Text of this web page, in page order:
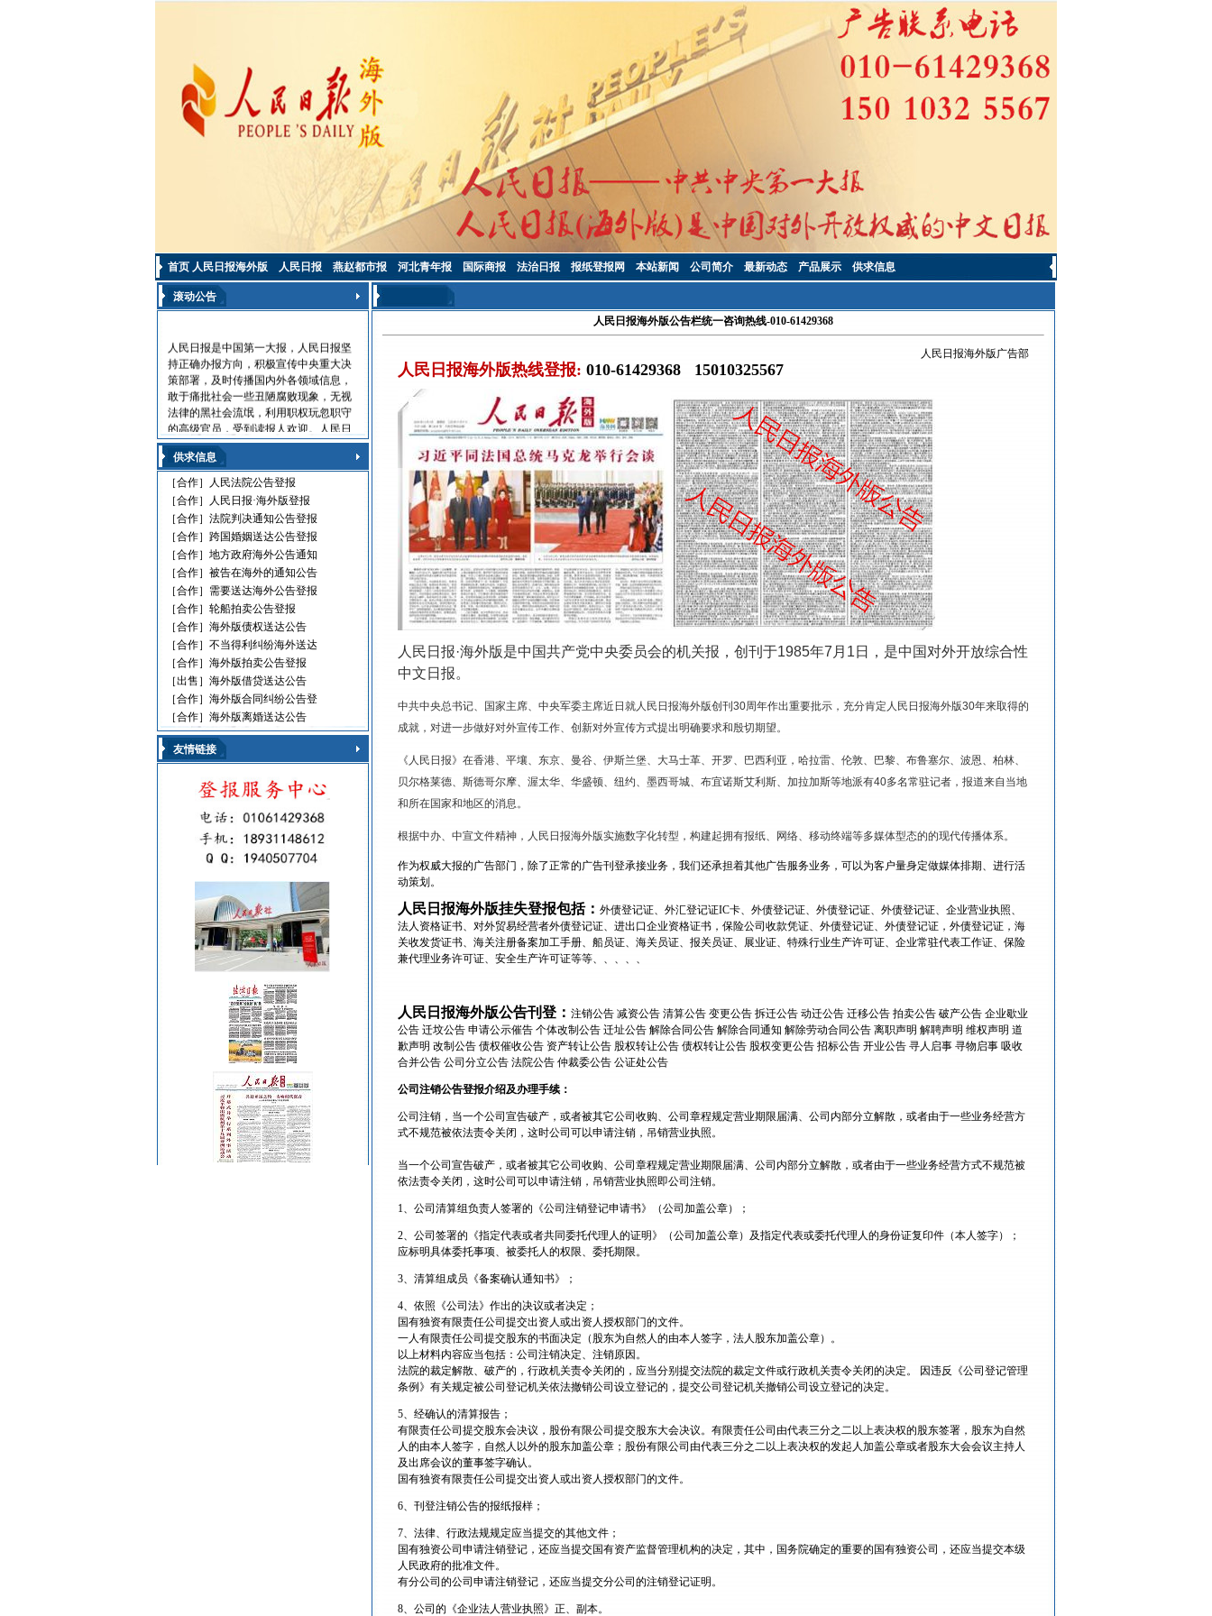
首页 人民日报海外版 人民日报 燕赵都市报 河北青年报 国际商报 法治日报 报纸登报网 本站新闻 公司简介 最新动态 产品展示 供求信息
滚动公告
人民日报是中国第一大报，人民日报坚
持正确办报方向，积极宣传中央重大决
策部署，及时传播国内外各领域信息，
敢于痛批社会一些丑陋腐败现象，无视
法律的黑社会流氓，利用职权玩忽职守
的高级官员，受到读报人欢迎。人民日
报海外版，这是中国对外发行的最具权
威性的综合性中文日报，主要面向海外
华人、华侨、港澳台同胞和在各国，发
行80多个国家和地区。
人民日报刊登010-61429368
遗失声明 环保公告
减资公告 挂失声明
股份转让 政府通文
判决公告 律师声明
通告广告 企业注销
维权公告 解除声明
迁址公告 法院公告
开庭传票 海事文书
供求信息
［合作］
人民法院公告登报
［合作］
人民日报·海外版登报
［合作］ 法院判决通知公告登报
［合作］ 跨国婚姻送达公告登报
［合作］ 地方政府海外公告通知
［合作］ 被告在海外的通知公告
［合作］
需要送达海外公告登报
［合作］ 轮船拍卖公告登报
［合作］ 海外版债权送达公告
［合作］ 不当得利纠纷海外送达
［合作］ 海外版拍卖公告登报
［出售］ 海外版借贷送达公告
［合作］ 海外版合同纠纷公告登
［合作］ 海外版离婚送达公告
友情链接
人民日报海外版公告栏统一咨询热线-010-61429368
人民日报海外版广告部
人民日报海外版热线登报: 010-61429368 15010325567
人民日报·海外版是中国共产党中央委员会的机关报，创刊于1985年7月1日，是中国对外开放综合性
中文日报。
中共中央总书记、国家主席、中央军委主席近日就人民日报海外版创刊30周年作出重要批示，充分肯定人民日报海外版30年来取得的
成就，对进一步做好对外宣传工作、创新对外宣传方式提出明确要求和殷切期望。
《人民日报》在香港、平壤、东京、曼谷、伊斯兰堡、大马士革、开罗、巴西利亚，哈拉雷、伦敦、巴黎、布鲁塞尔、波恩、柏林、
贝尔格莱德、斯德哥尔摩、渥太华、华盛顿、纽约、墨西哥城、布宜诺斯艾利斯、加拉加斯等地派有40多名常驻记者，报道来自当地
和所在国家和地区的消息。
根据中办、中宣文件精神，人民日报海外版实施数字化转型，构建起拥有报纸、网络、移动终端等多媒体型态的的现代传播体系。
作为权威大报的广告部门，除了正常的广告刊登承接业务，我们还承担着其他广告服务业务，可以为客户量身定做媒体排期、进行活
动策划。
人民日报海外版挂失登报包括： 外债登记证、外汇登记证IC卡、外债登记证、外债登记证、外债登记证、企业营业执照、
法人资格证书、对外贸易经营者外债登记证、进出口企业资格证书，保险公司收款凭证、外债登记证、外债登记证，外债登记证，海
关收发货证书、海关注册备案加工手册、船员证、海关员证、报关员证、展业证、特殊行业生产许可证、企业常驻代表工作证、保险
兼代理业务许可证、安全生产许可证等等、、、、、
人民日报海外版公告刊登： 注销公告 减资公告 清算公告 变更公告 拆迁公告 动迁公告 迁移公告 拍卖公告 破产公告 企业歇业
公告 迁坟公告 申请公示催告 个体改制公告 迁址公告 解除合同公告 解除合同通知 解除劳动合同公告 离职声明 解聘声明 维权声明 道
歉声明 改制公告 债权催收公告 资产转让公告 股权转让公告 债权转让公告 股权变更公告 招标公告 开业公告 寻人启事 寻物启事 吸收
合并公告 公司分立公告 法院公告 仲裁委公告 公证处公告
公司注销公告登报介绍及办理手续：
公司注销，当一个公司宣告破产，或者被其它公司收购、公司章程规定营业期限届满、公司内部分立解散，或者由于一些业务经营方
式不规范被依法责令关闭，这时公司可以申请注销，吊销营业执照。
当一个公司宣告破产，或者被其它公司收购、公司章程规定营业期限届满、公司内部分立解散，或者由于一些业务经营方式不规范被
依法责令关闭，这时公司可以申请注销，吊销营业执照即公司注销。
1、公司清算组负责人签署的《公司注销登记申请书》（公司加盖公章）；
2、公司签署的《指定代表或者共同委托代理人的证明》（公司加盖公章）及指定代表或委托代理人的身份证复印件（本人签字）；
应标明具体委托事项、被委托人的权限、委托期限。
3、清算组成员《备案确认通知书》；
4、依照《公司法》作出的决议或者决定；
国有独资有限责任公司提交出资人或出资人授权部门的文件。
一人有限责任公司提交股东的书面决定（股东为自然人的由本人签字，法人股东加盖公章）。
以上材料内容应当包括：公司注销决定、注销原因。
法院的裁定解散、破产的，行政机关责令关闭的，应当分别提交法院的裁定文件或行政机关责令关闭的决定。 因违反《公司登记管理
条例》有关规定被公司登记机关依法撤销公司设立登记的，提交公司登记机关撤销公司设立登记的决定。
5、经确认的清算报告；
有限责任公司提交股东会决议，股份有限公司提交股东大会决议。有限责任公司由代表三分之二以上表决权的股东签署，股东为自然
人的由本人签字，自然人以外的股东加盖公章；股份有限公司由代表三分之二以上表决权的发起人加盖公章或者股东大会会议主持人
及出席会议的董事签字确认。
国有独资有限责任公司提交出资人或出资人授权部门的文件。
6、刊登注销公告的报纸报样；
7、法律、行政法规规定应当提交的其他文件；
国有独资公司申请注销登记，还应当提交国有资产监督管理机构的决定，其中，国务院确定的重要的国有独资公司，还应当提交本级
人民政府的批准文件。
有分公司的公司申请注销登记，还应当提交分公司的注销登记证明。
8、公司的《企业法人营业执照》正、副本。